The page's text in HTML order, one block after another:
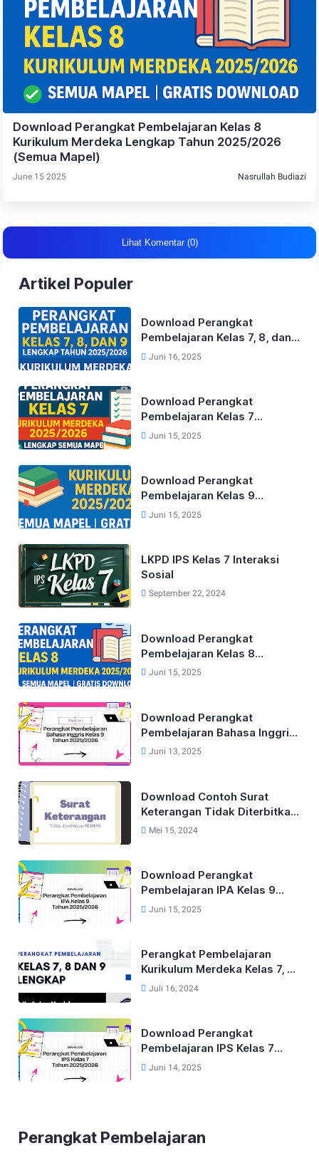
Download Perangkat Pembelajaran Kelas 8
Kurikulum Merdeka Lengkap Tahun 2025/2026
(Semua Mapel)
June 15 2025 Nasrullah Budiazi
Lihat Komentar (0)
Artikel Populer
Download Perangkat
Pembelajaran Kelas 7, 8, dan
9 Lengkap Tahun 2025/2026
Juni 16, 2025
Download Perangkat
Pembelajaran Kelas 7
Kurikulum Merdeka Lengkap
Juni 15, 2025
Download Perangkat
Pembelajaran Kelas 9
Kurikulum Merdeka Lengkap
Juni 15, 2025
LKPD IPS Kelas 7 Interaksi
Sosial
September 22, 2024
Download Perangkat
Pembelajaran Kelas 8
Kurikulum Merdeka Lengkap
Juni 15, 2025
Download Perangkat
Pembelajaran Bahasa Inggris
Lengkap Untuk Kelas 9 Tahun
Juni 13, 2025
Download Contoh Surat
Keterangan Tidak Diterbitkan
SKHUN Terbaru 2025
Mei 15, 2024
Download Perangkat
Pembelajaran IPA Kelas 9
Kurikulum Merdeka Tahun
Juni 15, 2025
Perangkat Pembelajaran
Kurikulum Merdeka Kelas 7, 8
dan 9 Tahun 2024
Juli 16, 2024
Download Perangkat
Pembelajaran IPS Kelas 7
Kurikulum Merdeka Tahun
Juni 14, 2025
Perangkat Pembelajaran